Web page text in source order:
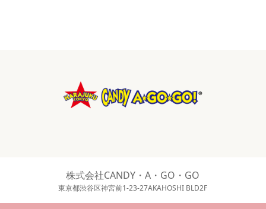
株式会社CANDY・A・GO・GO
東京都渋谷区神宮前1-23-27AKAHOSHI BLD2F